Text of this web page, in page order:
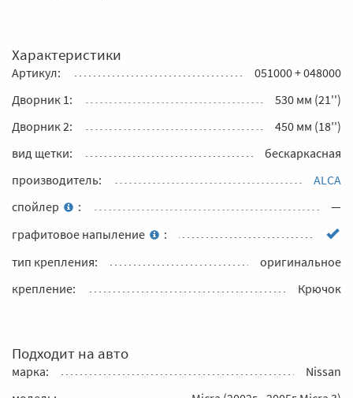
Характеристики
Артикул:
051000 + 048000
Дворник 1:
530 мм (21'')
Дворник 2:
450 мм (18'')
вид щетки:
бескаркасная
производитель:
ALCA
спойлер
:
—
графитовое напыление
:
тип крепления:
оригинальное
крепление:
Крючок
Подходит на авто
марка:
Nissan